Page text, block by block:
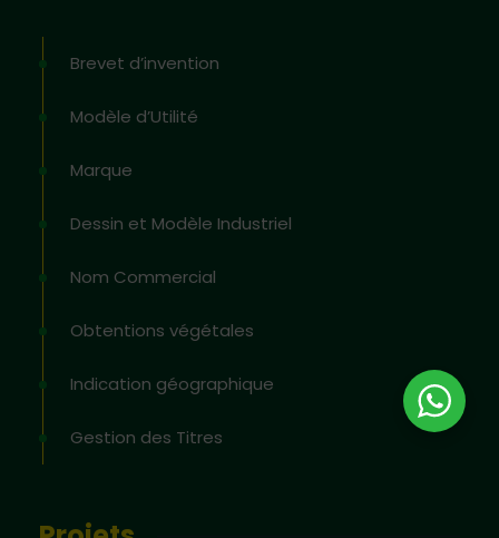
Brevet d’invention
Modèle d’Utilité
Marque
Dessin et Modèle Industriel
Nom Commercial
Obtentions végétales
Indication géographique
Gestion des Titres